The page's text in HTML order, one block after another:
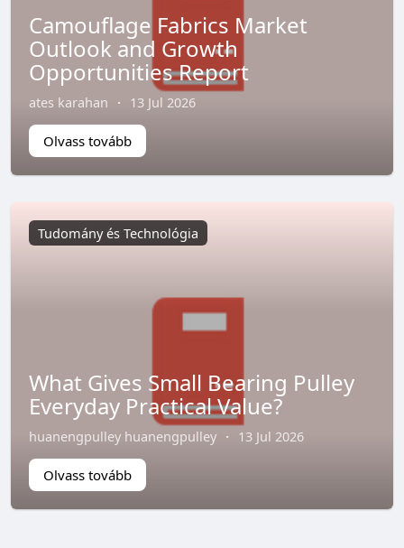
Camouflage Fabrics Market
Outlook and Growth
Opportunities Report
ates karahan · 13 Jul 2026
Olvass tovább
Tudomány és Technológia
What Gives Small Bearing Pulley
Everyday Practical Value?
huanengpulley huanengpulley · 13 Jul 2026
Olvass tovább